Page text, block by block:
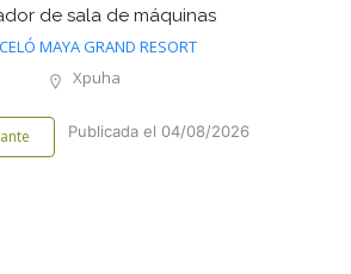
de sala de máquinas
MAYA GRAND RESORT
Xpuha
Publicada el 04/08/2026